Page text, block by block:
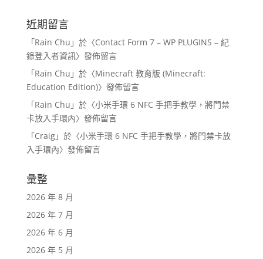
近期留言
「Rain Chu 」於〈Contact Form 7 – WP PLUGINS – 紀
錄登入者資訊〉發佈留言
「Rain Chu 」於〈Minecraft 教育版 (Minecraft:
Education Edition)〉發佈留言
「Rain Chu 」於〈小米手環 6 NFC 手把手教學，將門禁
卡放入手環內〉發佈留言
「Craig」於〈小米手環 6 NFC 手把手教學，將門禁卡放
入手環內〉發佈留言
彙整
2026 年 8 月
2026 年 7 月
2026 年 6 月
2026 年 5 月